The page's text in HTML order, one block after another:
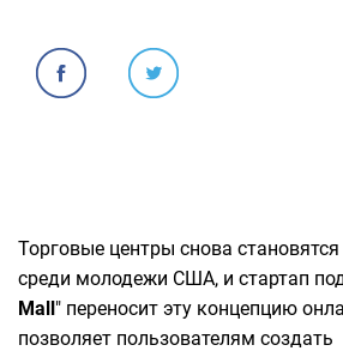
Торговые центры снова
среди молодежи США, и стартап
Mall" переносит эту концепцию
позволяет пользователям создать